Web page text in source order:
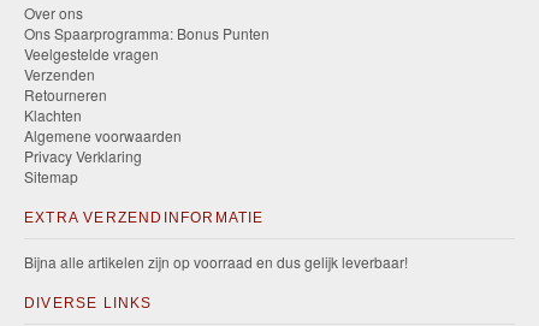
Over ons
Ons Spaarprogramma: Bonus Punten
Veelgestelde vragen
Verzenden
Retourneren
Klachten
Algemene voorwaarden
Privacy Verklaring
Sitemap
EXTRA VERZENDINFORMATIE
Bijna alle artikelen zijn op voorraad en dus gelijk leverbaar!
DIVERSE LINKS